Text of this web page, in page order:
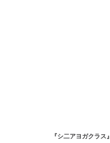
『シ二アヨガクラス』